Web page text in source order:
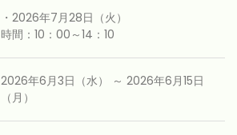
・2026年7月28日（火）
時間：10：00～14：10
2026年6月3日（水） ～ 2026年6月15日
（月）